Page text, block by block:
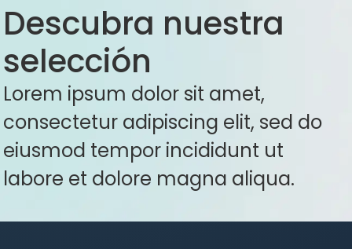
Descubra nuestra
selección
Lorem ipsum dolor sit amet,
consectetur adipiscing elit, sed do
eiusmod tempor incididunt ut
labore et dolore magna aliqua.